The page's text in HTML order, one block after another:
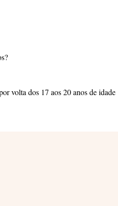
volta dos 17 aos 20 anos de idade